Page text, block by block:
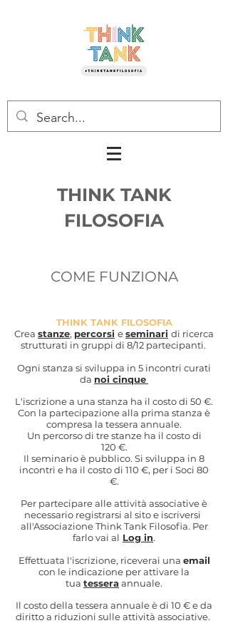
THINK TANK
FILOSOFIA
COME FUNZIONA
THINK TANK FILOSOFIA
Crea stanze, percorsi eseminari di ricerca
strutturati in gruppi di 8/12 partecipanti.
​Ogni stanza si sviluppa in 5 incontri curati
da noi cinque
L'iscrizione a una stanza ha il costo di 50 €.
Con la partecipazione alla prima stanza è
compresa la tessera annuale.
Un percorso di tre stanze ha il costo di
120 €.
Il seminario è pubblico. Si sviluppa in 8
incontri e ha il costo di 110 €, per i Soci 80
€.
Per partecipare alle attività associative è
necessario registrarsi al sito e iscriversi
all'AssociazioneThink Tank Filosofia. Per
farlo vai al Log in.
Effettuata l'iscrizione, riceverai una email
con le indicazione per attivare la
tua tesseraannuale.
Il costo della tessera annuale è di 10 € e da
dirittoa riduzioni sulle attività associative.